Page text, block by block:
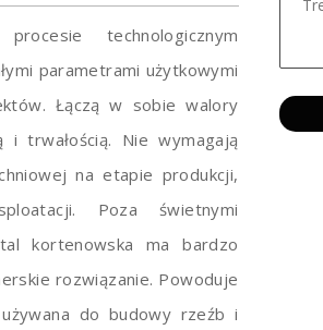
technologicznym
parametrami użytkowymi
Łączą w sobie walory
i trwałością. Nie wymagają
na etapie produkcji,
Poza świetnymi
kortenowska ma bardzo
rozwiązanie. Powoduje
do budowy rzeźb i